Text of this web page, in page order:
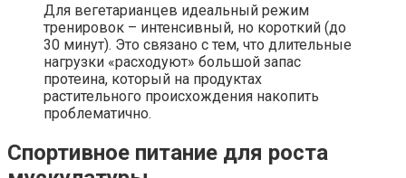
Для вегетарианцев идеальный режим
тренировок – интенсивный, но короткий (до
30 минут). Это связано с тем, что длительные
нагрузки «расходуют» большой запас
протеина, который на продуктах
растительного происхождения накопить
проблематично.
Спортивное питание для роста